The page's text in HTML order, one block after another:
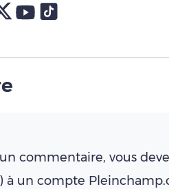
commentaire, vous
à un compte